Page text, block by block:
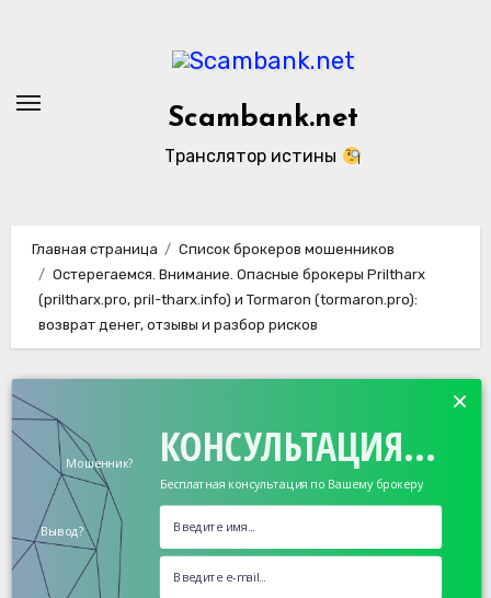
Scambank.net
Транслятор истины
Главная страница
Список брокеров мошенников
Остерегаемся. Внимание. Опасные брокеры Priltharx
(priltharx.pro, pril-tharx.info) и Tormaron (tormaron.pro):
возврат денег, отзывы и разбор рисков
КОНСУЛЬТАЦИЯ...
Бесплатная консультация по Вашему брокеру
Мошенник?
Вывод?
×